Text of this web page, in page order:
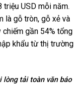
triệu USD mỗi năm.
là gỗ tròn, gỗ xẻ và
chiếm gần 54% tổng
khẩu từ thị trường
tải toàn văn báo